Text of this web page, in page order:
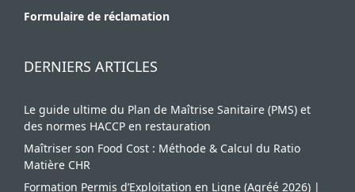
Formulaire de réclamation
DERNIERS ARTICLES
Le guide ultime du Plan de Maîtrise Sanitaire (PMS) et
des normes HACCP en restauration
Maîtriser son Food Cost : Méthode & Calcul du Ratio
Matière CHR
Formation Permis d’Exploitation en Ligne (Agréé 2026) |